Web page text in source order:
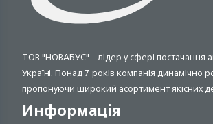
ТОВ "НОВАБУС" – лідер у сфері постачання
Україні. Понад 7 років компанія динамічно
пропонуючи широкий асортимент якісних
Информація